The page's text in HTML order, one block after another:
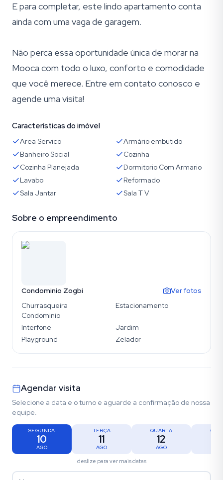
E para completar, este lindo apartamento conta
ainda com uma vaga de garagem.
Não perca essa oportunidade única de morar na
Mooca com todo o luxo, conforto e comodidade
que você merece. Entre em contato conosco e
agende uma visita!
Características do imóvel
Area Servico
Armário embutido
Banheiro Social
Cozinha
Cozinha Planejada
Dormitorio Com Armario
Lavabo
Reformado
Sala Jantar
Sala T V
Sobre o empreendimento
Condominio Zogbi
Ver fotos
Churrasqueira
Condominio
Estacionamento
Interfone
Jardim
Playground
Zelador
Agendar visita
Selecione a data e o turno e aguarde a confirmação de nossa
equipe.
SEGUNDA
10
AGO
TERÇA
11
AGO
QUARTA
12
AGO
deslize para ver mais datas